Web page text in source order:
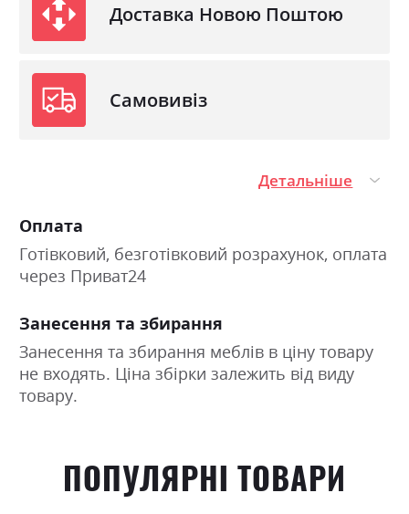
Доставка Новою Поштою
Самовивіз
Детальніше
Оплата
Готівковий, безготівковий розрахунок, оплата
через Приват24
Занесення та збирання
Занесення та збирання меблів в ціну товару
не входять. Ціна збірки залежить від виду
товару.
ПОПУЛЯРНІ ТОВАРИ